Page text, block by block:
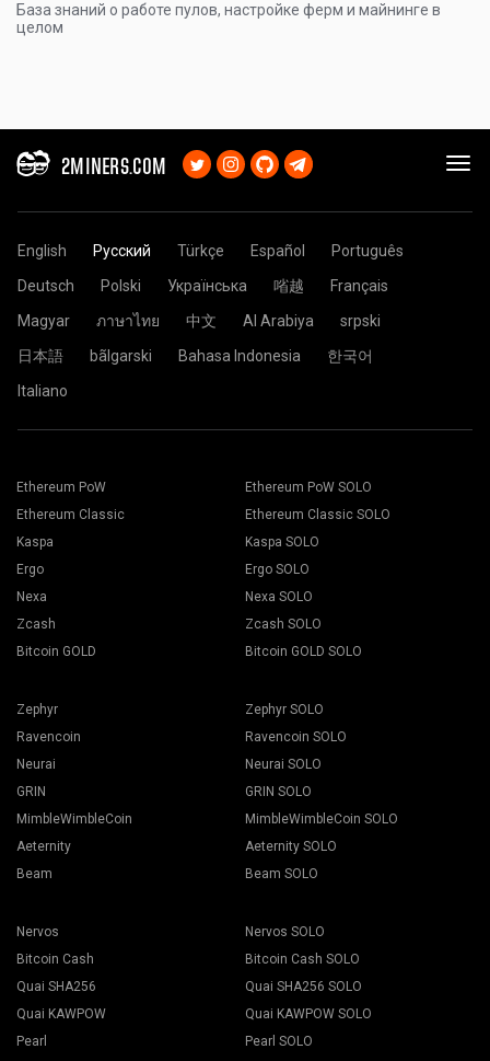
База знаний о работе пулов, настройке ферм и майнинге в
целом
2MINERS.COM
English Русский Türkçe Español
Português
Deutsch
Polski Українська 㗂越
Français
Magyar
ภาษาไทย 中文 Al Arabiya
srpski
日本語
bãlgarski Bahasa Indonesia
한국어
Italiano
Ethereum PoW
Ethereum Classic
Kaspa
Ergo
Nexa
Zcash
Bitcoin GOLD
Ethereum PoW SOLO
Ethereum Classic SOLO
Kaspa SOLO
Ergo SOLO
Nexa SOLO
Zcash SOLO
Bitcoin GOLD SOLO
Zephyr
Ravencoin
Neurai
GRIN
MimbleWimbleCoin
Aeternity
Beam
Zephyr SOLO
Ravencoin SOLO
Neurai SOLO
GRIN SOLO
MimbleWimbleCoin SOLO
Aeternity SOLO
Beam SOLO
Nervos
Bitcoin Cash
Quai SHA256
Quai KAWPOW
Pearl
Nervos SOLO
Bitcoin Cash SOLO
Quai SHA256 SOLO
Quai KAWPOW SOLO
Pearl SOLO